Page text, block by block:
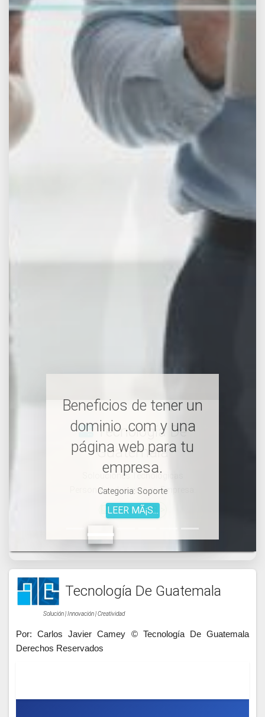
Beneficios de tener un
dominio .com y una
página web para tu
empresa.
Categoria: Soporte
LEER MÃ¡S...
Tecnología De Guatemala
Solución | Innovación | Creatividad
Por: Carlos Javier Camey © Tecnología De Guatemala
Derechos Reservados